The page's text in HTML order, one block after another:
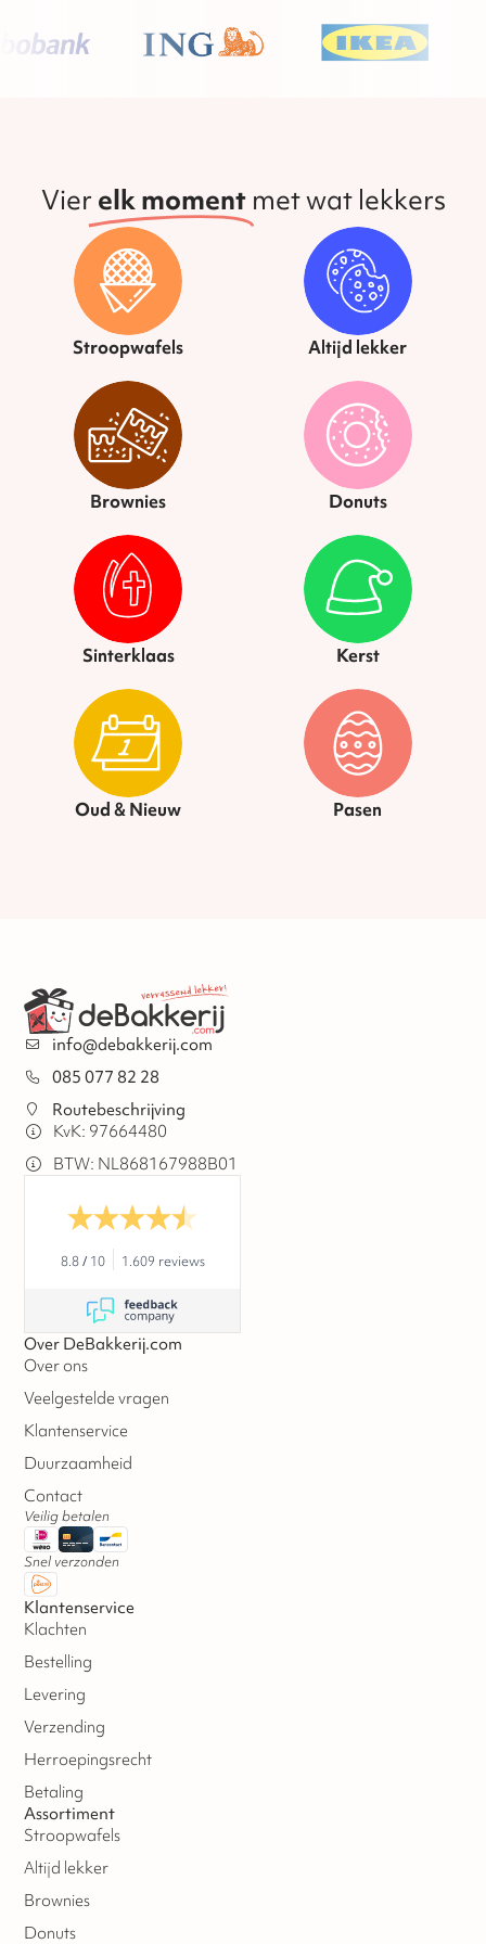
Vier elk moment met wat lekkers
Stroopwafels Altijd lekker
Brownies Donuts
Sinterklaas Kerst
Oud & Nieuw Pasen
info@debakkerij.com
085 077 82 28
Routebeschrijving
KvK: 97664480
BTW: NL868167988B01
8.8/ 10 1.609 reviews
Over DeBakkerij.com
Over ons
Veelgestelde vragen
Klantenservice
Duurzaamheid
Contact
Veilig betalen
Snel verzonden
Klantenservice
Klachten
Bestelling
Levering
Verzending
Herroepingsrecht
Betaling
Assortiment
Stroopwafels
Altijd lekker
Brownies
Donuts